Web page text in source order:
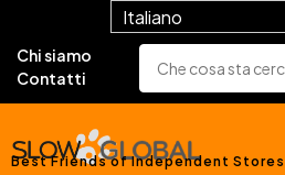
Italiano
Chi siamo
Contatti
Best Friends of Independent Stores